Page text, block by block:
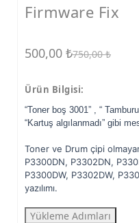
Firmware Fix
500,00 ₺750,00₺
Ürün Bilgisi:
“Toner boş 3001” , “
“Kartuş algılanmadı” gibi
Toner ve Drum çipi
P3300DN, P3302DN,
P3300DW, P3302DW,
yazılımı.
Yükleme Adımları